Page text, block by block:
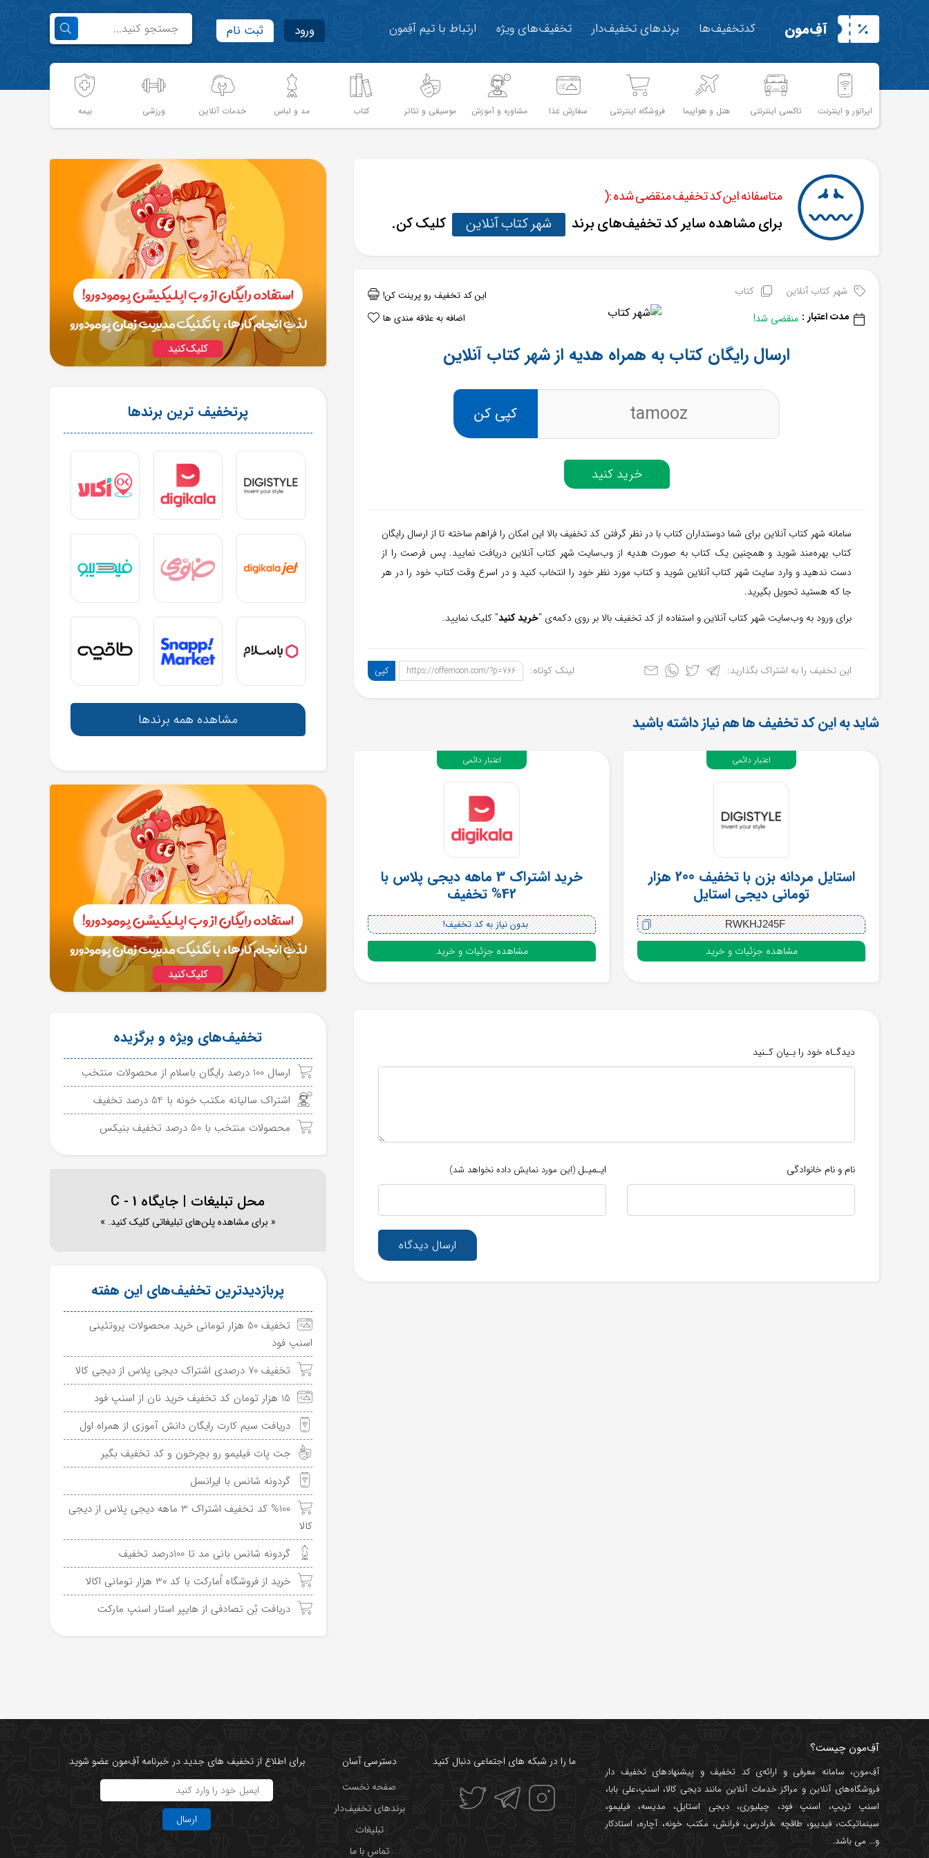
آفِ‌مون کدتخفیف‌ها برندهای تخفیف‌دار تخفیف‌های ویژه ارتباط با تیم آفِمون ورود ثبت نام
اپراتور و اینترنت تاکسی اینترنتی هتل و هواپیما فروشگاه اینترنتی سفارش غذا مشاوره و آموزش موسیقی و تئاتر کتاب مد و لباس خدمات آنلاین ورزشی بیمه
متاسفانه این کد تخفیف منقضی شده :(
برای مشاهده سایر کد تخفیف‌های برند شهر کتاب آنلاین کلیک کن.
شهر کتاب آنلاین
کتاب
مدت اعتبار : منقضی شد!
این کد تخفیف رو پرینت کن!
اضافه به علاقه مندی ها
ارسال رایگان کتاب به همراه هدیه از شهر کتاب آنلاین
tamooz کپی کن
خرید کنید
سامانه شهر کتاب آنلاین برای شما دوستداران کتاب با در نظر گرفتن کد تخفیف بالا این امکان را فراهم ساخته تا از ارسال رایگان
کتاب بهره‌مند شوید و همچنین یک کتاب به صورت هدیه از وب‌سایت شهر کتاب آنلاین دریافت نمایید. پس فرصت را از
دست ندهید و وارد سایت شهر کتاب آنلاین شوید و کتاب مورد نظر خود را انتخاب کنید و در اسرع وقت کتاب خود را در هر
جا که هستید تحویل بگیرید.
برای ورود به وب‌سایت شهر کتاب آنلاین و استفاده از کد تخفیف بالا بر روی دکمه‌ی “خرید کنید” کلیک نمایید.
این تخفیف را به اشتراک بگذارید: لینک کوتاه: https://offemoon.com/?p=766 کپی
شاید به این کد تخفیف ها هم نیاز داشته باشید
استایل مردانه بزن با تخفیف 200 هزار
تومانی دیجی استایل
RWKHJ245F
مشاهده جزئیات و خرید
اعتبار دائمی
خرید اشتراک 3 ماهه دیجی پلاس با
42% تخفیف
بدون نیاز به کد تخفیف!
مشاهده جزئیات و خرید
اعتبار دائمی
دیدگـاه خود را بـیان کـنید
نام و نام خانوادگی ایـمیـل (این مورد نمایش داده نخواهد شد)
ارسال دیدگاه
پرتخفیف ترین برندها
مشاهده همه برندها
تخفیف‌های ویژه و برگزیده
ارسال 100 درصد رایگان باسلام از محصولات منتخب
اشتراک سالیانه مکتب خونه با 54 درصد تخفیف
محصولات منتخب با 50 درصد تخفیف بنیکس
محل تبلیغات | جایگاه C - 1
« برای مشاهده پلن‌های تبلیغاتی کلیک کنید. »
پربازدیدترین تخفیف‌های این هفته
تخفیف 50 هزار تومانی خرید محصولات پروتئینی
اسنپ فود
تخفیف 70 درصدی اشتراک دیجی پلاس از دیجی کالا
15 هزار تومان کد تخفیف خرید نان از اسنپ فود
دریافت سیم کارت رایگان دانش آموزی از همراه اول
جت پات فیلیمو رو بچرخون و کد تخفیف بگیر
گردونه شانس با ایرانسل
%100 کد تخفیف اشتراک 3 ماهه دیجی پلاس از دیجی
کالا
گردونه شانس بانی مد تا 100درصد تخفیف
خرید از فروشگاه اُمارکت با کد 30 هزار تومانی اکالا
دریافت بُن تصادفی از هایپر استار اسنپ مارکت
آفِ‌مون چیست؟
آفِ‌مون، سامانه معرفی و ارائه‌یکد تخفیف و پیشنهادهای تخفیف دار
فروشگاه‌های آنلاین و مراکز خدمات آنلاین ماننددیجی کالا، اسنپ،علی بابا،
اسنپ تریپ، اسنپ فود، چیلیوری،دیجی استایل، مدیسه، فیلیمو،
سینماتیکت،فیدیبو، طاقچه ،فرادرس، فرانش، مکتب خونه،آچاره، استادکار
و... می باشد.
ما را در شبکه های اجتماعی دنبال کنید
دسترسی آسان
صفحه نخست
برندهای تخفیف‌دار
تبلیغات
تماس با ما
برای اطلاع از تخفیف های جدید در خبرنامه آفِ‌مون عضو شوید
ارسال